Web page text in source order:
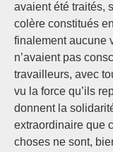
avaient été traités,
colère constitués
finalement aucune
n’avaient pas
travailleurs, avec
vu la force qu’ils
donnent la
extraordinaire que
choses ne sont,